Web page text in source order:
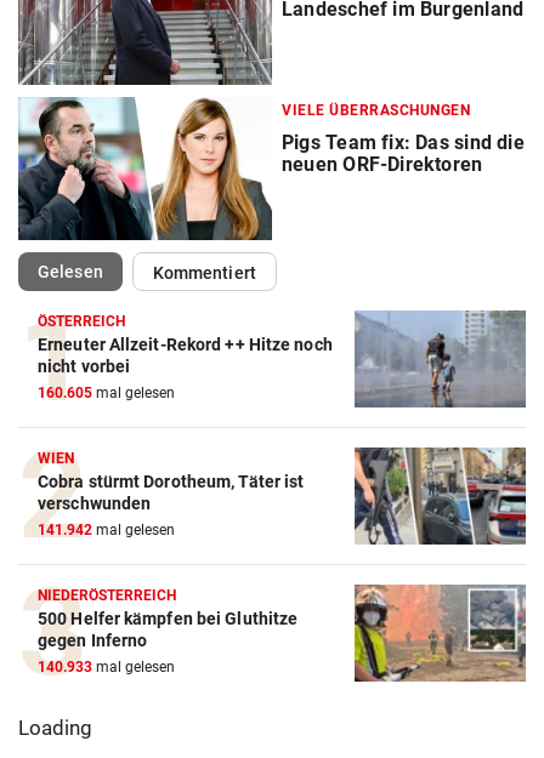
Landeschef im Burgenland
VIELE ÜBERRASCHUNGEN
Pigs Team fix: Das sind die
neuen ORF-Direktoren
Gelesen(ausgewählt)Kommentiert
ÖSTERREICH
Erneuter Allzeit-Rekord ++ Hitze noch
nicht vorbei
160.605 mal gelesen
WIEN
Cobra stürmt Dorotheum, Täter ist
verschwunden
141.942 mal gelesen
NIEDERÖSTERREICH
500 Helfer kämpfen bei Gluthitze
gegen Inferno
140.933 mal gelesen
Loading